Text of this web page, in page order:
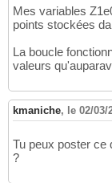
Mes variables
points stockées
La boucle
valeurs
kmaniche, le 02/03/
Tu peux poster ce
?